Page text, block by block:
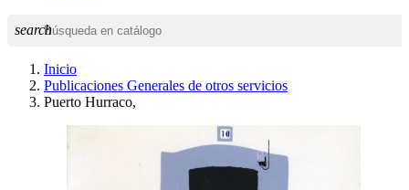
search
Inicio
Publicaciones Generales de otros servicios
Puerto Hurraco,